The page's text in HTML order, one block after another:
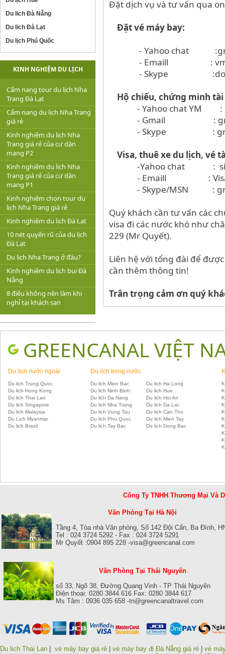
Du lich Đà Nẵng
Du lich Đà Lạt
Du lịch Phú Quốc
KINH NGHIỆM DU LỊCH
Cẩm nang tour du lịch Nha
Trang Đà Lạt
Cẩm nang du lịch Nha Trang
giá rẻ
Kinh nghiệm du lịch Nha
Trang giá rẻ của cư dân
mạng P2
Kinh nghiệm du lịch Nha
Trang giá rẻ của cư dân
mạng P1
Kinh nghiệm chọn tour du
lịch Nha Trang giá rẻ
Kinh nghiệm du lịch Đà Lạt
10 nét quyến rũ của du lịch
Đà Lạt
Du lịch Nha Trang ở đâu?
Kinh nghiệm du lịch bụi Đà
Nẵng
8 điều không nên làm khi
nghỉ tại khách sạn
Đặt dịch vụ và tư vấn qua
Đặt vé máy bay:
- Yahoo chat
- Emaill :
- Skype
Hộ chiếu, chứng minh
- Yahoo chat YM :
- Gmail :
- Skype :
Visa, thuê xe du lịch, vé
-Yahoo chat :
- Emaill :
- Skype/MSN :
Quý khách cần tư vấn các
visa đi các nước khó như
229 (Mr Quyết).
Liên hệ với tổng đài để
cần thêm thông tin!
Trân trọng cảm ơn quý
GREENCANAL VIỆT
Du lịch nước ngoài
Du lich Trung Quoc
Du lich Hong Kong
Du lich Thai Lan
Du lich Singapore
Du lich Malaysia
Du Lich Myanmar
Du lich Brazil
Du lịch trong nước
Du lich Mien Bac
Du lich Ha Long
Du lich Ninh Binh
Du lich Hue
Du lich Da Nang
Du lich Hoi An
Du lich Nha Trang
Du lich Da Lat
Du lich Vung Tau
Du lich Can Tho
Du lich Phu Quoc
Du lich Mien Tay
Du lich Tay Bac
Du lich Dong Bac
Công Ty TNHH Thương Mại Và
Văn Phòng Tại Hà Nội
Tầng 4, Tòa nhà Văn phòng, Số 142 Đội Cấn, Ba Đình,
Tel : 024 3724 5292 - Fax : 024 3724 5291
Mr Quyết :0904 895 228 -visa@greencanal.com
Văn Phòng Tại Thái Nguyên
số 33, Ngõ 38, Đường Quang Vinh - TP Thái Nguyên
Điện thoại: 0280 3844 616 Fax: 0280 3844 617
Ms Tâm : 0936 035 658 -tn@greencanaltravel.com
Du lich Thai Lan vé máy bay giá rẻ vé máy bay đi Đà Nẵng giá rẻ
vé